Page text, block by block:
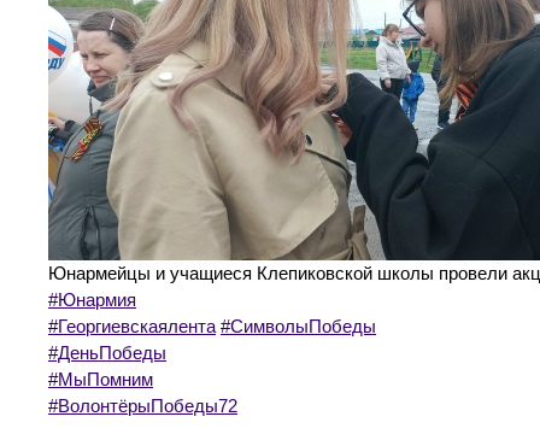
Юнармейцы и учащиеся Клепиковской школы провели
#Юнармия
#Георгиевскаялента #СимволыПобеды
#ДеньПобеды
#МыПомним
#ВолонтёрыПобеды72